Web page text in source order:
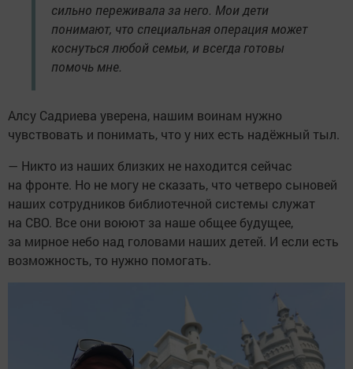
сильно переживала за него. Мои дети
понимают, что специальная операция может
коснуться любой семьи, и всегда готовы
помочь мне.
Алсу Садриева уверена, нашим воинам нужно
чувствовать и понимать, что у них есть надёжный тыл.
— Никто из наших близких не находится сейчас
на фронте. Но не могу не сказать, что четверо сыновей
наших сотрудников библиотечной системы служат
на СВО. Все они воюют за наше общее будущее,
за мирное небо над головами наших детей. И если есть
возможность, то нужно помогать.